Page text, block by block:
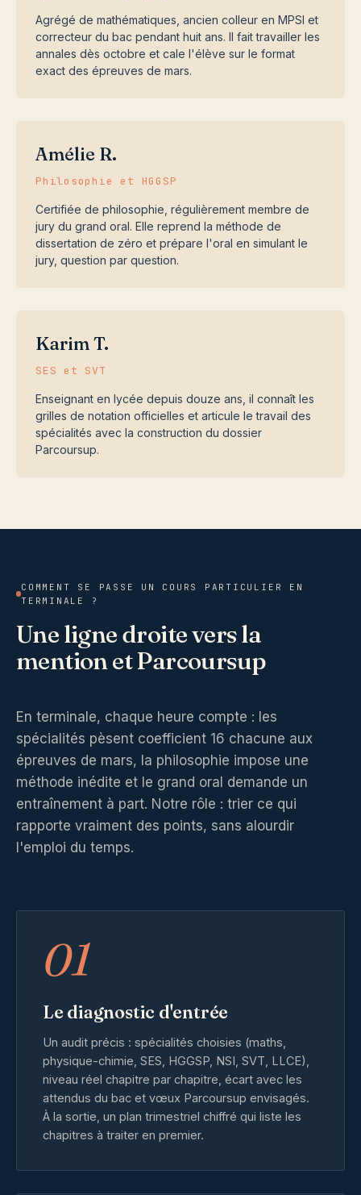
Agrégé de mathématiques, ancien colleur en MPSI et
correcteur du bac pendant huit ans. Il fait travailler les
annales dès octobre et cale l'élève sur le format
exact des épreuves de mars.
Amélie R.
Philosophie et HGGSP
Certifiée de philosophie, régulièrement membre de
jury du grand oral. Elle reprend la méthode de
dissertation de zéro et prépare l'oral en simulant le
jury, question par question.
Karim T.
SES et SVT
Enseignant en lycée depuis douze ans, il connaît les
grilles de notation officielles et articule le travail des
spécialités avec la construction du dossier
Parcoursup.
COMMENT SE PASSE UN COURS PARTICULIER EN
TERMINALE ?
Une ligne droite vers la
mention et Parcoursup
En terminale, chaque heure compte : les
spécialités pèsent coefficient 16 chacune aux
épreuves de mars, la philosophie impose une
méthode inédite et le grand oral demande un
entraînement à part. Notre rôle : trier ce qui
rapporte vraiment des points, sans alourdir
l'emploi du temps.
01
Le diagnostic d'entrée
Un audit précis : spécialités choisies (maths,
physique-chimie, SES, HGGSP, NSI, SVT, LLCE),
niveau réel chapitre par chapitre, écart avec les
attendus du bac et vœux Parcoursup envisagés.
À la sortie, un plan trimestriel chiffré qui liste les
chapitres à traiter en premier.